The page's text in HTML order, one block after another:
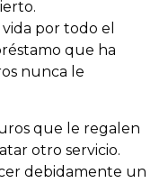
por todo el
que ha
nunca le
que le regalen
otro servicio.
debidamente un